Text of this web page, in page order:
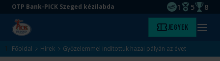
Ugrás
tartalomra
Ugrás
aljára
OTP Bank-PICK Szeged kézilabda
EHF
1
Magyar
5 8
Kezdőlap Jegyek Menü
Főoldal Hírek Győzelemmel indítottuk hazai pályán az évet